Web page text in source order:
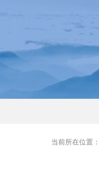
当前所在位置：